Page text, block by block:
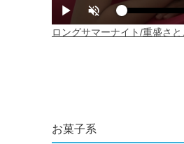
お菓子系